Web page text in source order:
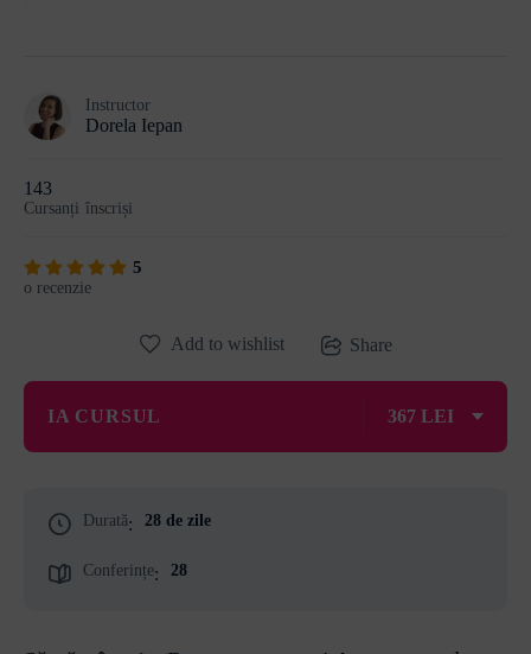
Instructor
Dorela Iepan
143
Cursanți înscriși
5
o recenzie
Durată: 28 de zile
Conferințe: 28
Add to wishlist Share
IA CURSUL 367 LEI